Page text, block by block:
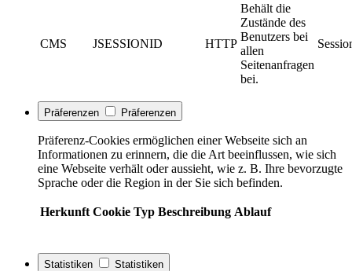
CMS JSESSIONID HTTP
Behält die
Zustände des
Benutzers bei
allen
Seitenanfragen
bei.
Präferenzen Präferenzen
Präferenz-Cookies ermöglichen einer Webseite sich an
Informationen zu erinnern, die die Art beeinflussen, wie sich
eine Webseite verhält oder aussieht, wie z. B. Ihre bevorzugte
Sprache oder die Region in der Sie sich befinden.
Herkunft Cookie Typ Beschreibung Ablauf
Statistiken Statistiken